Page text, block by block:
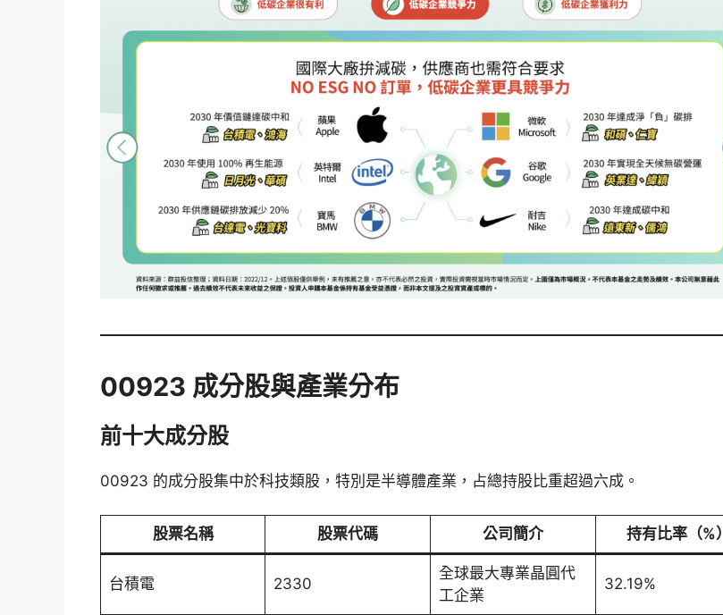
00923 成分股與產業分布
前十大成分股
00923 的成分股集中於科技類股，特別是半導體產業，占總持股比重超過六成。
股票名稱 股票代碼 公司簡介 持有比率（%）
台積電 2330
全球最大專業晶圓代
工企業
32.19%